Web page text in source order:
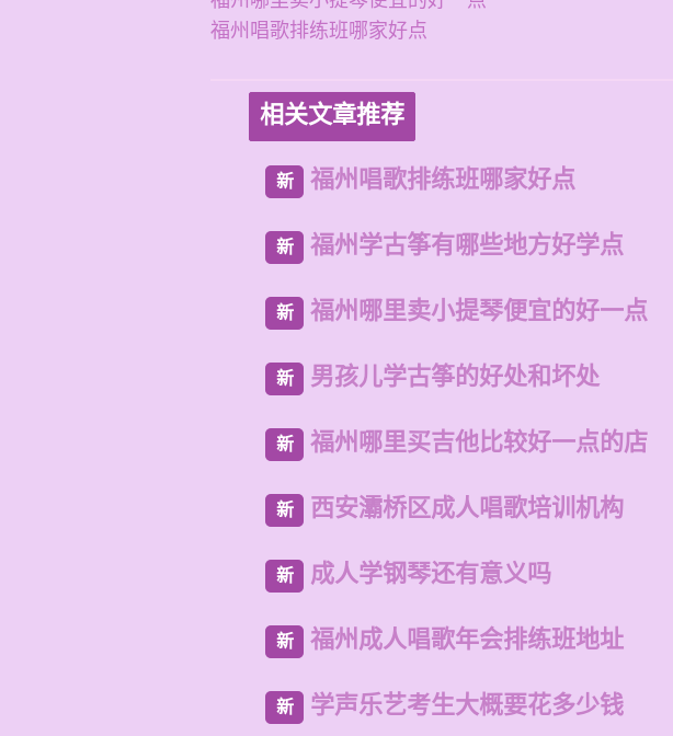
福州唱歌排练班哪家好点
相关文章推荐
新 福州唱歌排练班哪家好点
新 福州学古筝有哪些地方好学点
新 福州哪里卖小提琴便宜的好一点
新 男孩儿学古筝的好处和坏处
新 福州哪里买吉他比较好一点的店
新 西安灞桥区成人唱歌培训机构
新 成人学钢琴还有意义吗
新 福州成人唱歌年会排练班地址
新 学声乐艺考生大概要花多少钱